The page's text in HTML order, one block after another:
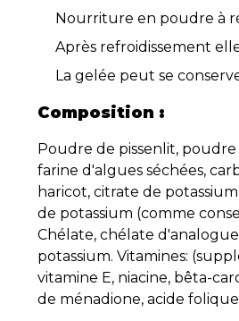
Nourriture en poudre à
Après refroidissement
La gelée peut se
Composition :
Poudre de pissenlit,
farine d'algues séchées,
haricot, citrate de
de potassium (comme
Chélate, chélate
potassium. Vitamines:
vitamine E, niacine, bêta-
de ménadione, acide